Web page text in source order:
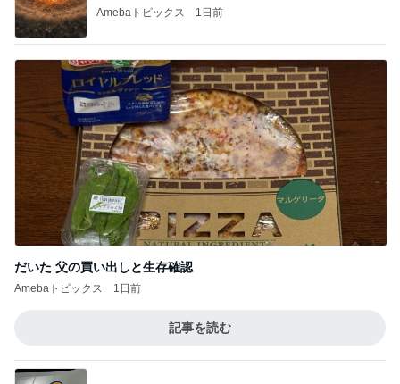
Amebaトピックス 1日前
だいた 父の買い出しと生存確認
Amebaトピックス 1日前
記事を読む